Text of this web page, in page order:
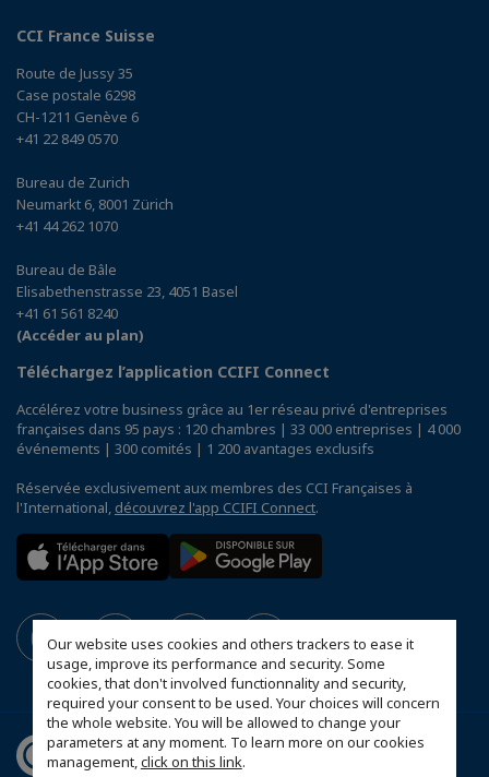
Our website uses cookies and others trackers to ease it
usage, improve its performance and security. Some
cookies, that don't involved functionnality and security,
required your consent to be used. Your choices will concern
the whole website. You will be allowed to change your
parameters at any moment. To learn more on our cookies
management,click on this link.
CCI France Suisse
Route de Jussy 35
Case postale 6298
CH-1211 Genève 6
+41 22 849 0570
Bureau de Zurich
Neumarkt 6, 8001 Zürich
+41 44 262 1070
Bureau de Bâle
Elisabethenstrasse 23, 4051 Basel
+41 61 561 8240
(Accéder au plan)
Téléchargez l’application CCIFI Connect
Accélérez votre business grâce au 1er réseau privé d'entreprises
françaises dans 95 pays : 120 chambres | 33 000 entreprises | 4 000
événements | 300 comités | 1 200 avantages exclusifs
Réservée exclusivement aux membres des CCI Françaises à
l'International, découvrez l'app CCIFI Connect.